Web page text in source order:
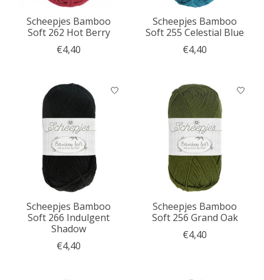
Scheepjes Bamboo
Soft 262 Hot Berry
€4,40
Scheepjes Bamboo
Soft 255 Celestial Blue
€4,40
Scheepjes Bamboo
Soft 266 Indulgent
Shadow
€4,40
Scheepjes Bamboo
Soft 256 Grand Oak
€4,40